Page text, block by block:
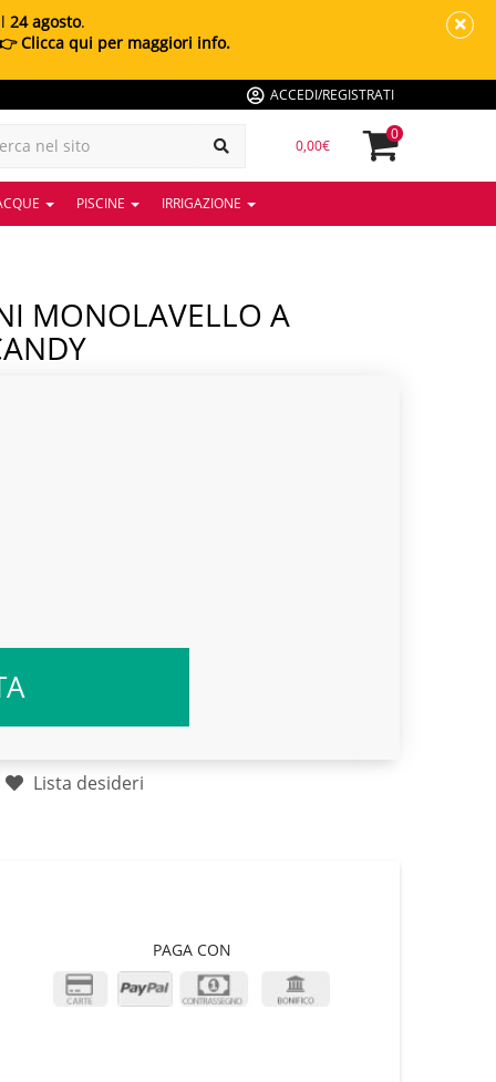
24 agosto.
Clicca qui per maggiori info.
ACCEDI/REGISTRATI
0,00€
0
PISCINE IRRIGAZIONE
Lista desideri
PAGA CON